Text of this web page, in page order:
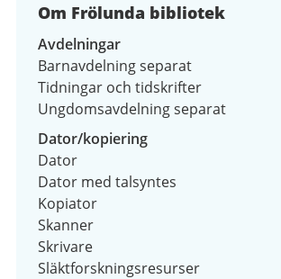
Om Frölunda bibliotek
Avdelningar
Barnavdelning separat
Tidningar och tidskrifter
Ungdomsavdelning separat
Dator/kopiering
Dator
Dator med talsyntes
Kopiator
Skanner
Skrivare
Släktforskningsresurser